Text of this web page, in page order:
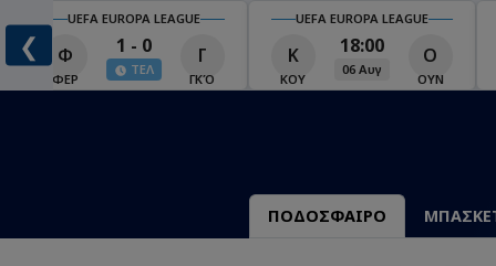
❮
UEFA EUROPA LEAGUE
Φ
ΦΕΡ
1 - 0
ΤΕΛ
Γ
ΓΚΌ
UEFA EUROPA LEAGUE
Κ
ΚΟΥ
18:00
06 Αυγ
Ο
ΟΥΝ
ΠΟΔΟΣΦΑΙΡΟ